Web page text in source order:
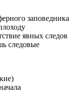
заповедника
явных следов
следовые